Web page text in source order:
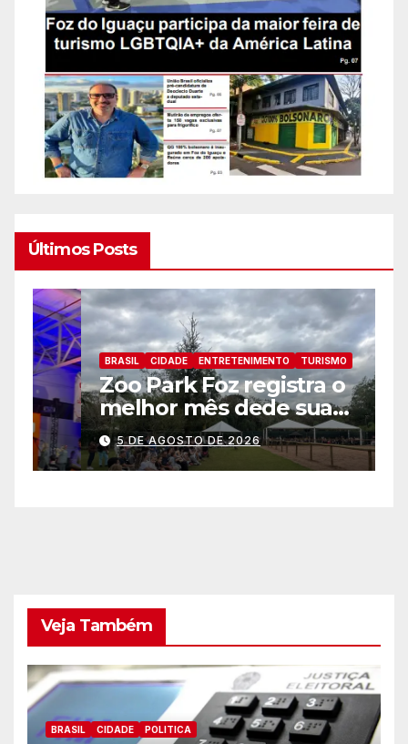
Últimos Posts
BRASIL CIDADE ENTRETENIMENTO TURISMO
Zoo Park Foz registra o
melhor mês dede sua
inauguração
5 DE AGOSTO DE 2026
Veja Também
BRASIL CIDADE POLITICA